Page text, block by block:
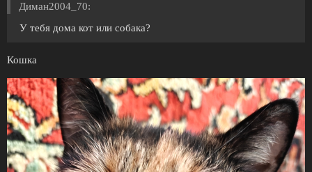
Диман2004_70:
У тебя дома кот или собака?
Кошка